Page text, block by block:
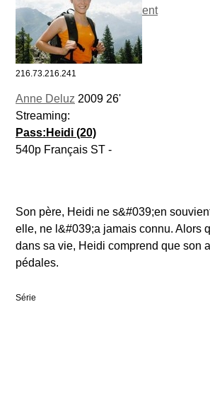
Anne Deluz 2009 26'
Streaming:
Pass:Heidi (20)
540p Français ST -
Son père, Heidi ne s&#039;en
elle, ne l&#039;a jamais connu. Alors
dans sa vie, Heidi comprend que son
pédales.
Série
Acheter Activer Abonnement
216.73.216.241